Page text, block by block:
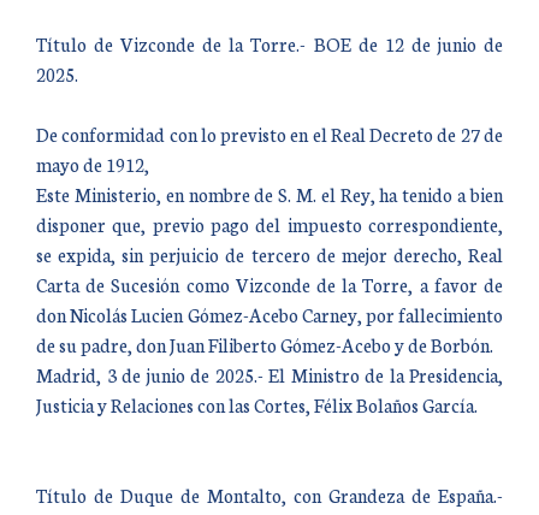
Título de Vizconde de la Torre.- BOE de 12 de junio de
2025.
De conformidad con lo previsto en el Real Decreto de 27 de
mayo de 1912,
Este Ministerio, en nombre de S. M. el Rey, ha tenido a bien
disponer que, previo pago del impuesto correspondiente,
se expida, sin perjuicio de tercero de mejor derecho, Real
Carta de Sucesión como Vizconde de la Torre, a favor de
don Nicolás Lucien Gómez-Acebo Carney, por fallecimiento
de su padre, don Juan Filiberto Gómez-Acebo y de Borbón.
Madrid, 3 de junio de 2025.- El Ministro de la Presidencia,
Justicia y Relaciones con las Cortes, Félix Bolaños García.
Título de Duque de Montalto, con Grandeza de España.-